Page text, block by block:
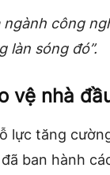
công
làn sóng đó”.
vệ nhà
lực tăng
ban hành